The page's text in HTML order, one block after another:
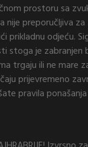
prostoru sa
preporučljiva
prikladnu odjeću.
stoga je zabranjen
trgaju ili ne mare
prijevremeno
pravila